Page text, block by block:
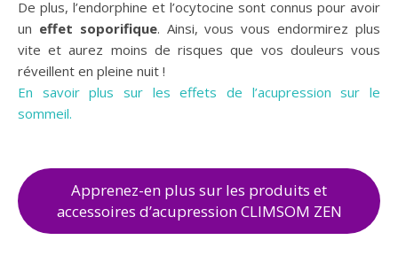
De plus, l’endorphine et l’ocytocine sont connus pour avoir
un effet soporifique. Ainsi, vous vous endormirez plus
vite et aurez moins de risques que vos douleurs vous
réveillent en pleine nuit !
En savoir plus sur les effets de l’acupression sur le
sommeil.
Apprenez-en plus sur les produits et
accessoires d’acupression CLIMSOM ZEN